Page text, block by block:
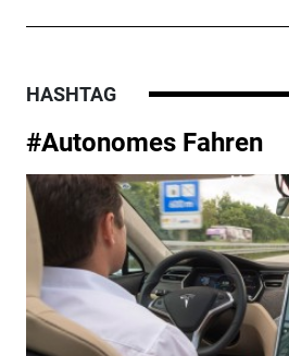
HASHTAG
#Autonomes Fahren